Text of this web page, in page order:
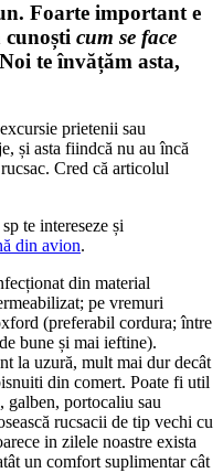
Foarte important e
cunoști cum se face
te învățăm asta,
prietenii sau
și asta fiindcă nu au încă
Cred că articolul
te intereseze și
din avion.
din material
pe vremuri
(preferabil cordura; între
bune și mai ieftine).
la uzură, mult mai dur decât
din comert. Poate fi util
galben, portocaliu sau
rucsacii de tip vechi cu
in zilele noastre exista
un comfort suplimentar cât